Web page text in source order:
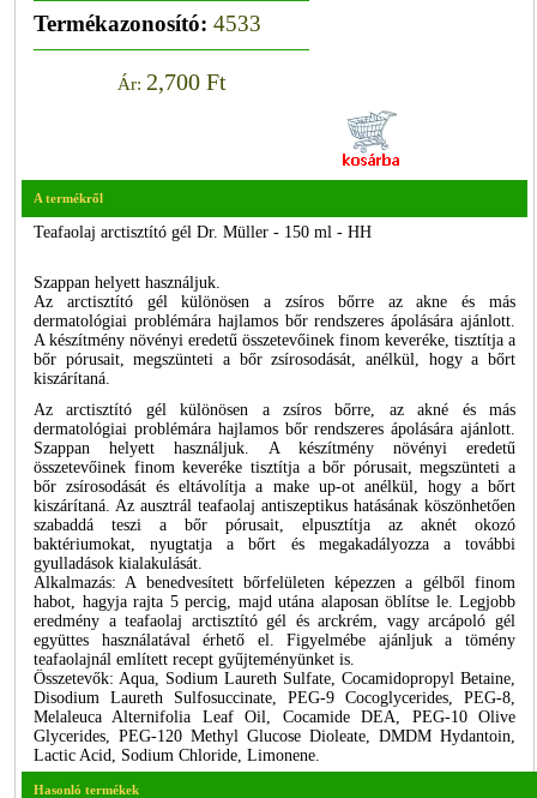
Termékazonosító: 4533
Ár: 2,700 Ft
A termékről
Teafaolaj arctisztító gél Dr. Müller - 150 ml - HH
Szappan helyett használjuk.
Az arctisztító gél különösen a zsíros bőrre az akne és más
dermatológiai problémára hajlamos bőr rendszeres ápolására ajánlott.
A készítmény növényi eredetű összetevőinek finom keveréke, tisztítja a
bőr pórusait, megszünteti a bőr zsírosodását, anélkül, hogy a bőrt
kiszárítaná.
Az arctisztító gél különösen a zsíros bőrre, az akné és más
dermatológiai problémára hajlamos bőr rendszeres ápolására ajánlott.
Szappan helyett használjuk. A készítmény növényi eredetű
összetevőinek finom keveréke tisztítja a bőr pórusait, megszünteti a
bőr zsírosodását és eltávolítja a make up-ot anélkül, hogy a bőrt
kiszárítaná. Az ausztrál teafaolaj antiszeptikus hatásának köszönhetően
szabaddá teszi a bőr pórusait, elpusztítja az aknét okozó
baktériumokat, nyugtatja a bőrt és megakadályozza a további
gyulladások kialakulását.
Alkalmazás: A benedvesített bőrfelületen képezzen a gélből finom
habot, hagyja rajta 5 percig, majd utána alaposan öblítse le. Legjobb
eredmény a teafaolaj arctisztító gél és arckrém, vagy arcápoló gél
együttes használatával érhető el. Figyelmébe ajánljuk a tömény
teafaolajnál említett recept gyűjteményünket is.
Összetevők: Aqua, Sodium Laureth Sulfate, Cocamidopropyl Betaine,
Disodium Laureth Sulfosuccinate, PEG-9 Cocoglycerides, PEG-8,
Melaleuca Alternifolia Leaf Oil, Cocamide DEA, PEG-10 Olive
Glycerides, PEG-120 Methyl Glucose Dioleate, DMDM Hydantoin,
Lactic Acid, Sodium Chloride, Limonene.
Hasonló termékek